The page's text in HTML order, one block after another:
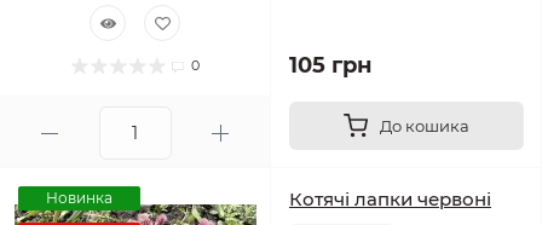
0 105 грн
До кошика
Новинка Котячі лапки червоні